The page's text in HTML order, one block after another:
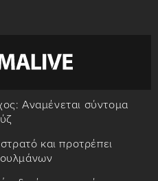
Αναμένεται σύντομα
και προτρέπει